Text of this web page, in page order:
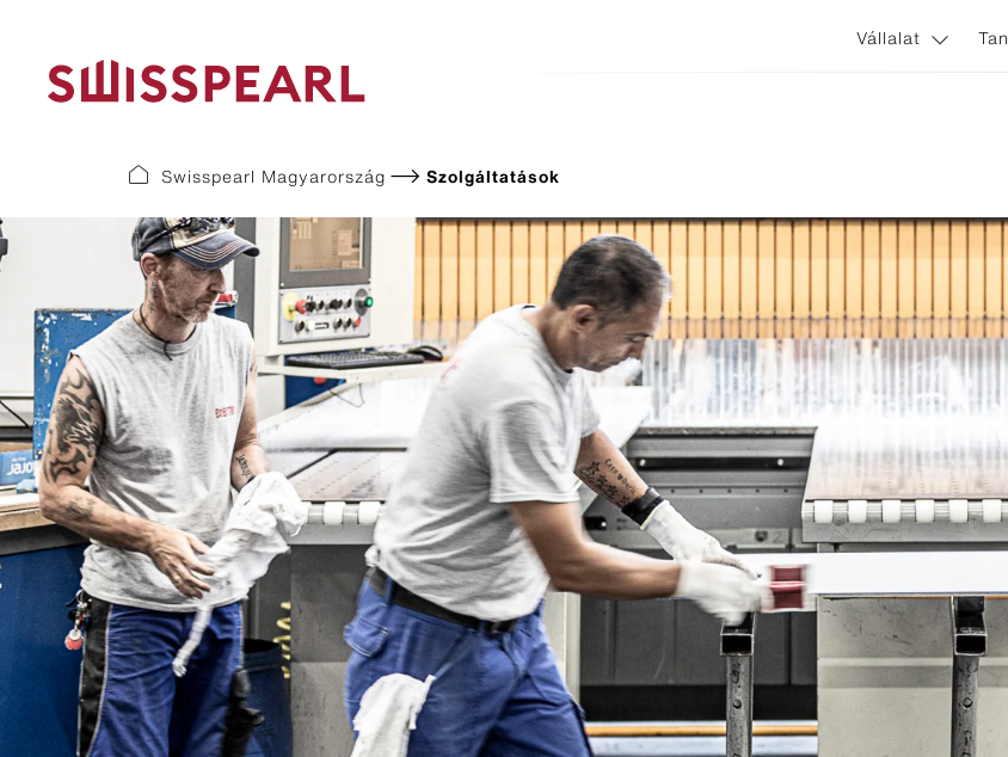
Vállalat
Format Lines
Largo
Modula
Colour lines
Plank Connect
Plank Original
Swisspearl Avera
Swisspearl Terra
Swisspearl Gravial
Swisspearl Nobilis
Swisspearl Planea
Swisspearl Zenor
Swisspearl Reflex
Swisspearl Vintago
Swisspearl Carat
Swisspearl Patina Original NXT
Swisspearl Patina Rough NXT
Swisspearl Patina Inline NXT
Swisspearl Patina Structure NXT
Zastosowania i
Nem látszó
Swisspearl Magyarország Szolgáltatások